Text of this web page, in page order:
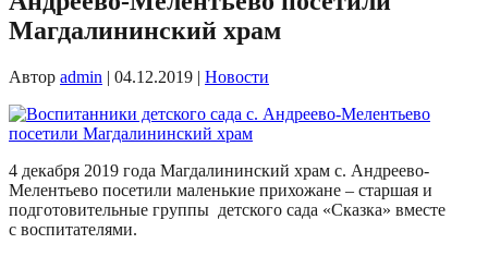
Магдалининский храм
Автор admin | 04.12.2019 | Новости
4 декабря 2019 года Магдалининский храм с. Андреево-
Мелентьево посетили маленькие прихожане – старшая и
подготовительные группы детского сада «Сказка» вместе
с воспитателями.